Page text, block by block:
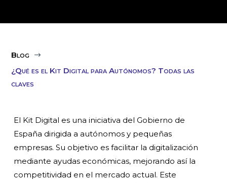
Blog $
¿Qué es el Kit Digital para Autónomos? Todas las
claves
El Kit Digital es una iniciativa del Gobierno de
España dirigida a autónomos y pequeñas
empresas. Su objetivo es facilitar la digitalización
mediante ayudas económicas, mejorando así la
competitividad en el mercado actual. Este